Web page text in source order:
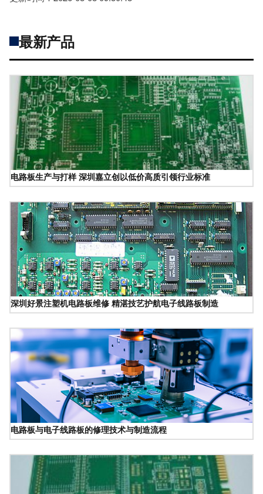
最新产品
电路板生产与打样 深圳嘉立创以低价高质引领行业标准
深圳好景注塑机电路板维修 精湛技艺护航电子线路板制造
电路板与电子线路板的修理技术与制造流程